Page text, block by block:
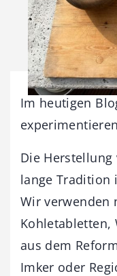
Im heutigen
Die
lange Tradition
Wir verwenden
Kohletabletten,
aus dem
Imker oder